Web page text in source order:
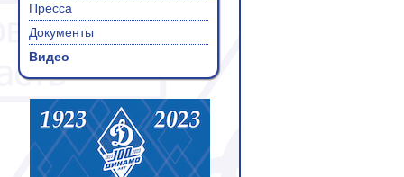
Пресса
Документы
Видео